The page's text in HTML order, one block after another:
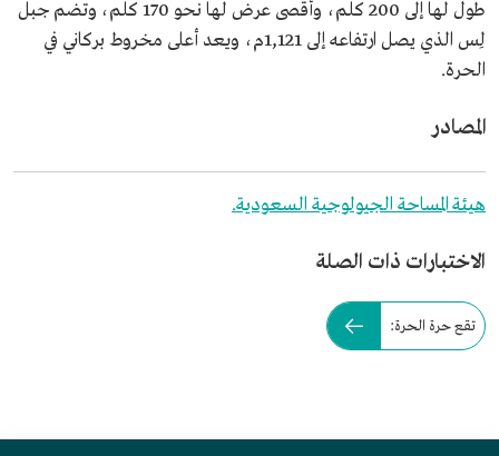
طول لها إلى 200 كلم، وأقصى عرض لها نحو 170 كلم، وتضم جبل
لِس الذي يصل ارتفاعه إلى 1,121م، ويعد أعلى مخروط بركاني في
الحرة.
المصادر
هيئة المساحة الجيولوجية السعودية.
الاختبارات ذات الصلة
تقع حرة الحرة: